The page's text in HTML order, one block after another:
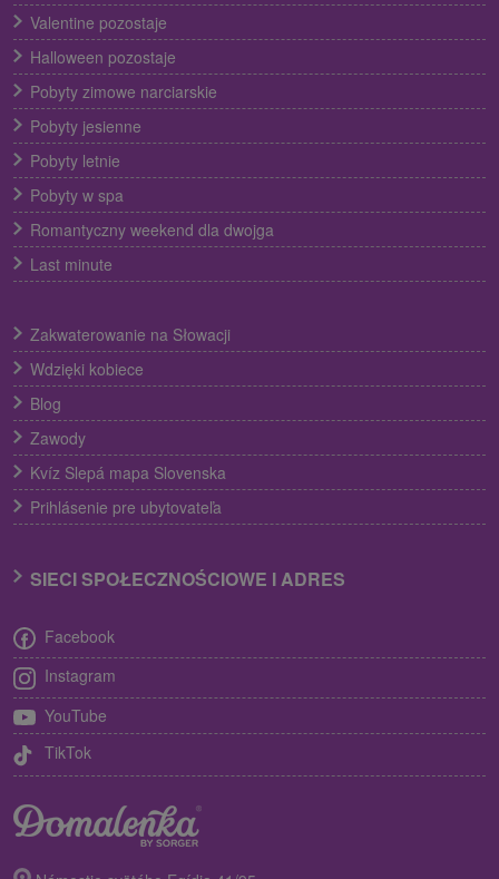
Valentine pozostaje
Halloween pozostaje
Pobyty zimowe narciarskie
Pobyty jesienne
Pobyty letnie
Pobyty w spa
Romantyczny weekend dla dwojga
Last minute
Zakwaterowanie na Słowacji
Wdzięki kobiece
Blog
Zawody
Kvíz Slepá mapa Slovenska
Prihlásenie pre ubytovateľa
SIECI SPOŁECZNOŚCIOWE I ADRES
Facebook
Instagram
YouTube
TikTok